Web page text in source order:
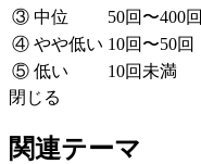
③ 中位
50回〜400回
④ やや低い 10回〜50回
⑤ 低い
10回未満
閉じる
関連テーマ